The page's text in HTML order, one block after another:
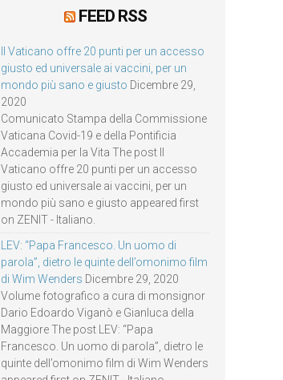
FEED RSS
Il Vaticano offre 20 punti per un accesso
giusto ed universale ai vaccini, per un
mondo più sano e giusto Dicembre 29,
2020
Comunicato Stampa della Commissione
Vaticana Covid-19 e della Pontificia
Accademia per la Vita The post Il
Vaticano offre 20 punti per un accesso
giusto ed universale ai vaccini, per un
mondo più sano e giusto appeared first
on ZENIT - Italiano.
LEV: “Papa Francesco. Un uomo di
parola”, dietro le quinte dell’omonimo film
di Wim Wenders Dicembre 29, 2020
Volume fotografico a cura di monsignor
Dario Edoardo Viganò e Gianluca della
Maggiore The post LEV: “Papa
Francesco. Un uomo di parola”, dietro le
quinte dell’omonimo film di Wim Wenders